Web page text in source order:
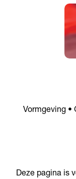
Vormgeving •
Deze pagina is